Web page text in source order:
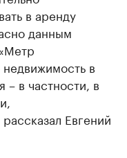
в аренду
данным
в
– в частности, в
Евгений